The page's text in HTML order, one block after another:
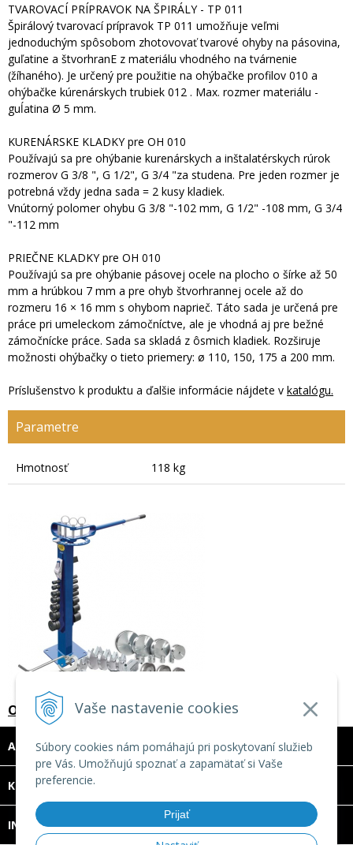
Vaše nastavenie cookies
Súbory cookies nám pomáhajú pri poskytovaní služieb
pre Vás. Umožňujú spoznať a zapamätať si Vaše
preferencie.
Prijať
TVAROVACÍ PRÍPRAVOK NA ŠPIRÁLY - TP 011
Špirálový tvarovací prípravok TP 011 umožňuje veľmi
jednoduchým spôsobom zhotovovať tvarové ohyby na pásovina,
guľatine a štvorhranE z materiálu vhodného na tvárnenie
(žíhaného). Je určený pre použitie na ohýbačke profilov 010 a
ohýbačke kúrenárskych trubiek 012 . Max. rozmer materiálu -
guĺatina Ø 5 mm.
KURENÁRSKE KLADKY pre OH 010
Používajú sa pre ohýbanie kurenárskych a inštalatérskych rúrok
rozmerov G 3/8 ", G 1/2", G 3/4 "za studena. Pre jeden rozmer je
potrebná vždy jedna sada = 2 kusy kladiek.
Vnútorný polomer ohybu G 3/8 "-102 mm, G 1/2" -108 mm, G 3/4
"-112 mm
PRIEČNE KLADKY pre OH 010
Používajú sa pre ohýbanie pásovej ocele na plocho o šírke až 50
mm a hrúbkou 7 mm a pre ohyb štvorhrannej ocele až do
rozmeru 16 × 16 mm s ohybom naprieč. Táto sada je určená pre
práce pri umeleckom zámočníctve, ale je vhodná aj pre bežné
zámočnícke práce. Sada sa skladá z ôsmich kladiek. Rozširuje
možnosti ohýbačky o tieto priemery: ø 110, 150, 175 a 200 mm.
Príslušenstvo k produktu a ďalšie informácie nájdete v katalógu.
Parametre
Hmotnosť 118 kg
OHÝBAČKA - zostava "KOMPLET"
ADRESA
KONTAKT
INFO
DOVOLENKA 3. - 7. augusta 2026
Predajňa bude ZATVORENÁ a vytvorené
objednávky začneme vybavovať 10.8.2026.